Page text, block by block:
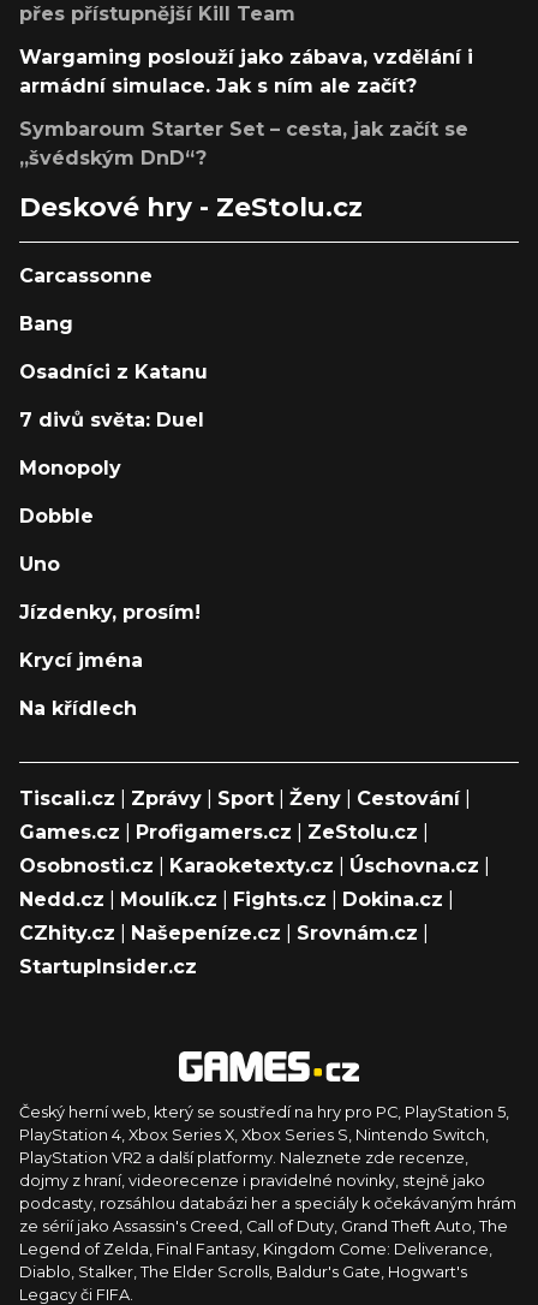
přes přístupnější Kill Team
Wargaming poslouží jako zábava, vzdělání i
armádní simulace. Jak s ním ale začít?
Symbaroum Starter Set – cesta, jak začít se
„švédským DnD“?
Deskové hry - ZeStolu.cz
Carcassonne
Bang
Osadníci z Katanu
7 divů světa: Duel
Monopoly
Dobble
Uno
Jízdenky, prosím!
Krycí jména
Na křídlech
Tiscali.cz Zprávy Sport Ženy Cestování|
Games.cz
Profigamers.cz ZeStolu.cz
Osobnosti.cz
Karaoketexty.cz Úschovna.cz
Nedd.cz
Moulík.cz Fights.cz Dokina.cz
CZhity.cz
Našepeníze.cz Srovnám.cz
StartupInsider.cz
Český herní web, který se soustředí na hry pro PC, PlayStation 5,
PlayStation 4, Xbox Series X, Xbox Series S, Nintendo Switch,
PlayStation VR2 a další platformy. Naleznete zde recenze,
dojmy z hraní, videorecenze i pravidelné novinky, stejně jako
podcasty, rozsáhlou databázi her a speciály k očekávaným hrám
ze sérií jako Assassin's Creed, Call of Duty, Grand Theft Auto, The
Legend of Zelda, Final Fantasy, Kingdom Come: Deliverance,
Diablo, Stalker, The Elder Scrolls, Baldur's Gate, Hogwart's
Legacy či FIFA.